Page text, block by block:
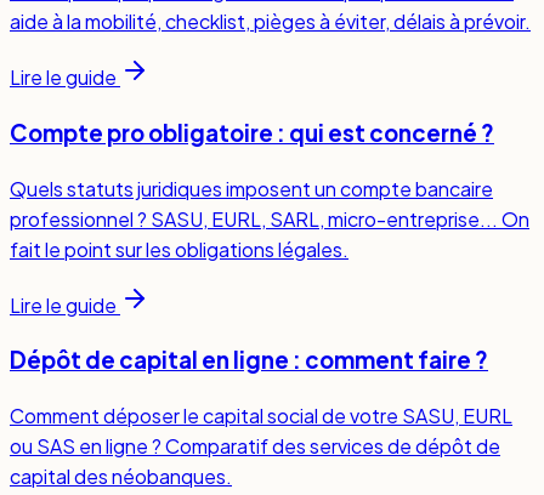
aide à la mobilité, checklist, pièges à éviter, délais à prévoir.
Lire le guide
Compte pro obligatoire : qui est concerné ?
Quels statuts juridiques imposent un compte bancaire
professionnel ? SASU, EURL, SARL, micro-entreprise... On
fait le point sur les obligations légales.
Lire le guide
Dépôt de capital en ligne : comment faire ?
Comment déposer le capital social de votre SASU, EURL
ou SAS en ligne ? Comparatif des services de dépôt de
capital des néobanques.